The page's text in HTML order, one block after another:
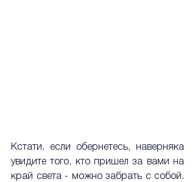
Кстати, если обернетесь, наверняка
увидите того, кто пришел за вами на
край света - можно забрать с собой.